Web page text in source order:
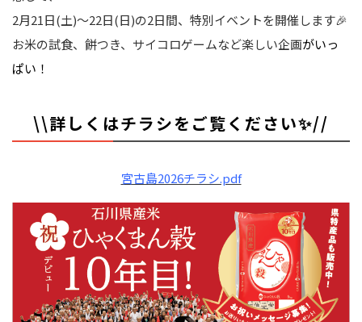
2月21日(土)～22日(日)の2日間、特別イベントを開催します🎉
お米の試食、餅つき、サイコロゲームなど楽しい企画がいっ
ぱい！
\\詳しくはチラシをご覧ください✨//
宮古島2026チラシ.pdf